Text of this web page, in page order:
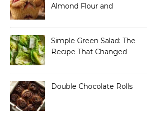
Almond Flour and
Simple Green Salad: The
Recipe That Changed
Double Chocolate Rolls